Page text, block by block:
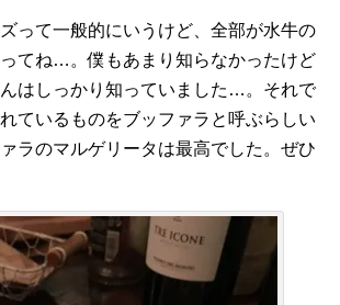
って一般的にいうけど、全部が水牛の
てね…。僕もあまり知らなかったけど
はしっかり知っていました…。それで
ているものをブッファラと呼ぶらしい
ラのマルゲリータは最高でした。ぜひ